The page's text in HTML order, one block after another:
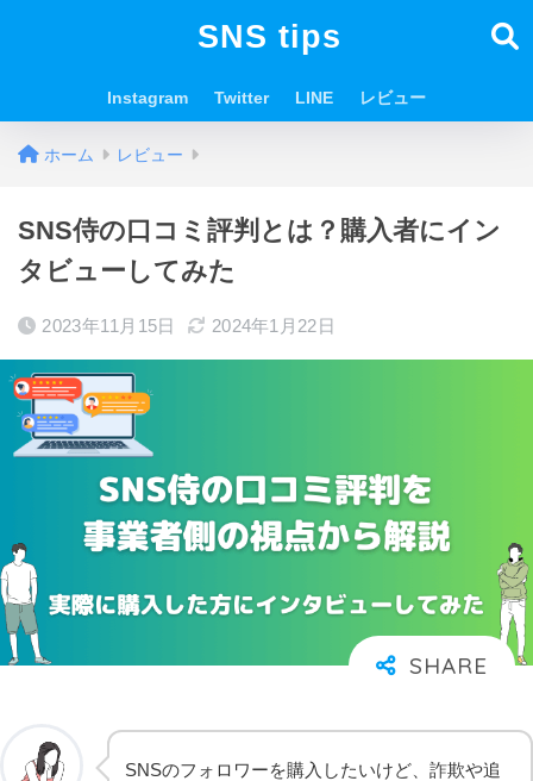
SNS tips
Instagram Twitter LINE レビュー
ホーム レビュー
SNS侍の口コミ評判とは？購入者にイン
タビューしてみた
2023年11月15日 2024年1月22日
SNSのフォロワーを購入したいけど、詐欺や追